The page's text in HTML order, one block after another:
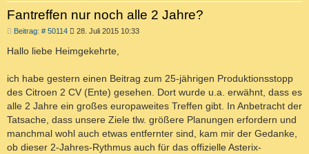
Fantreffen nur noch alle 2 Jahre?
Beitrag: # 50114B
t
g
28. Juli 2015 10:33
Hallo liebe Heimgekehrte,
ich habe gestern einen Beitrag zum 25-jährigen Produktionsstopp
des Citroen 2 CV (Ente) gesehen. Dort wurde u.a. erwähnt, dass es
alle 2 Jahre ein großes europaweites Treffen gibt. In Anbetracht der
Tatsache, dass unsere Ziele tlw. größere Planungen erfordern und
manchmal wohl auch etwas entfernter sind, kam mir der Gedanke,
ob dieser 2-Jahres-Rythmus auch für das offizielle Asterix-